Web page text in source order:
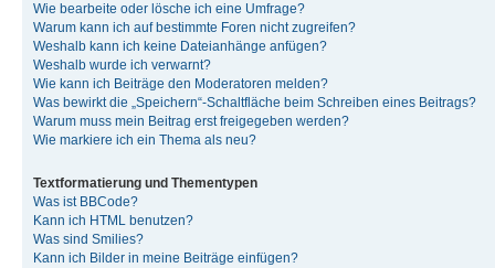
Wie bearbeite oder lösche ich eine Umfrage?
Warum kann ich auf bestimmte Foren nicht zugreifen?
Weshalb kann ich keine Dateianhänge anfügen?
Weshalb wurde ich verwarnt?
Wie kann ich Beiträge den Moderatoren melden?
Was bewirkt die „Speichern“-Schaltfläche beim Schreiben eines Beitrags?
Warum muss mein Beitrag erst freigegeben werden?
Wie markiere ich ein Thema als neu?
Textformatierung und Thementypen
Was ist BBCode?
Kann ich HTML benutzen?
Was sind Smilies?
Kann ich Bilder in meine Beiträge einfügen?